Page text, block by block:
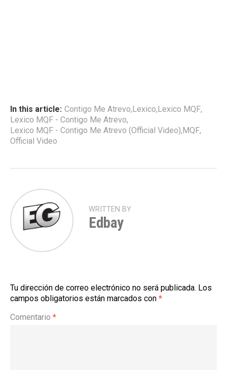
In this article: Contigo Me Atrevo,Lexico,Lexico MQF,
Lexico MQF - Contigo Me Atrevo,
Lexico MQF - Contigo Me Atrevo (Official Video),MQF,
Official Video
WRITTEN BY
Edbay
Tu dirección de correo electrónico no será publicada. Los
campos obligatorios están marcados con *
Comentario *